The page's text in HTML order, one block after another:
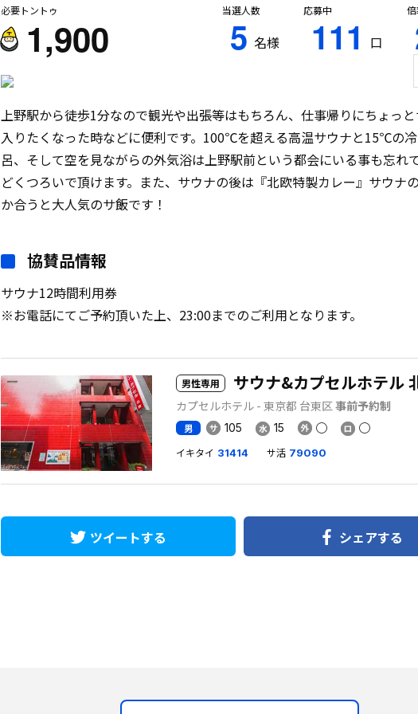
必要トントゥ
1,900
当選人数
5 名様
応募中
111 口
上野駅から徒歩1分なので観光や出張等はもちろん、仕事帰りにちょっ
入りたくなった時などに便利です。100℃を超える高温サウナと15℃の
呂、そして空を見ながらの外気浴は上野駅前という都会にいる事も忘れ
どくつろいで頂けます。また、サウナの後は『北欧特製カレー』サウナ
か合うと大人気のサ飯です！
協賛品情報
サウナ12時間利用券
※お電話にてご予約頂いた上、23:00までのご利用となります。
男性専用 サウナ&カプセルホテル
カプセルホテル - 東京都 台東区事前予約制
男 105
15
イキタイ 31414 サ活 79090
ツイートする シェアする